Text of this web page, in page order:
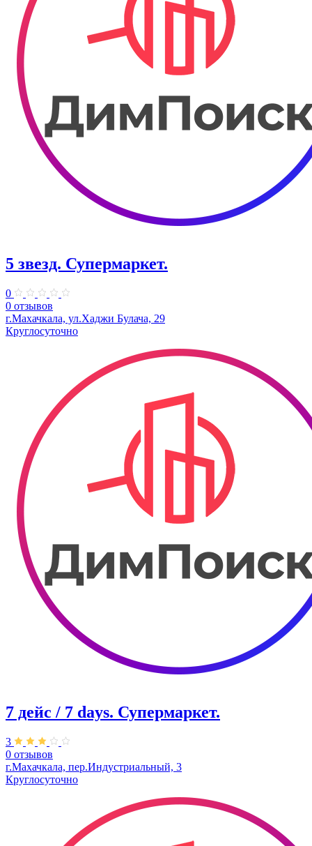
5 звезд. Супермаркет.
0
0 отзывов
г.Махачкала, ул.​Хаджи Булача, 29
Круглосуточно
7 дейс / 7 days. Супермаркет.
3
0 отзывов
г.Махачкала, пер.​Индустриальный, 3
Круглосуточно